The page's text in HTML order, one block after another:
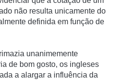
não resulta unicamente do
definida em função de
unanimemente
de bom gosto, os ingleses
a alargar a influência da